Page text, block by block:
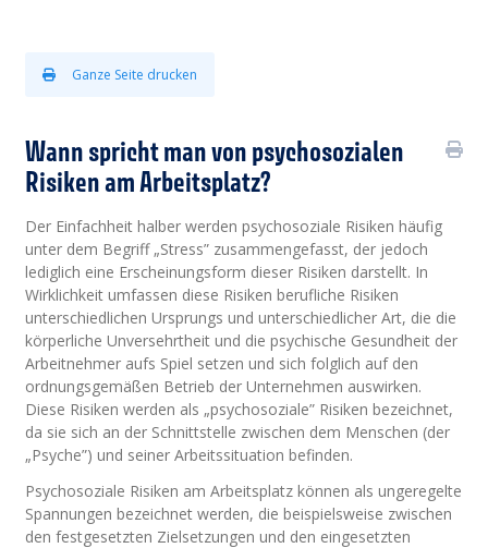
Ganze Seite drucken
Wann spricht man von psychosozialen
Risiken am Arbeitsplatz?
Der Einfachheit halber werden psychosoziale Risiken häufig
unter dem Begriff „Stress” zusammengefasst, der jedoch
lediglich eine Erscheinungsform dieser Risiken darstellt. In
Wirklichkeit umfassen diese Risiken berufliche Risiken
unterschiedlichen Ursprungs und unterschiedlicher Art, die die
körperliche Unversehrtheit und die psychische Gesundheit der
Arbeitnehmer aufs Spiel setzen und sich folglich auf den
ordnungsgemäßen Betrieb der Unternehmen auswirken.
Diese Risiken werden als „psychosoziale” Risiken bezeichnet,
da sie sich an der Schnittstelle zwischen dem Menschen (der
„Psyche”) und seiner Arbeitssituation befinden.
Psychosoziale Risiken am Arbeitsplatz können als ungeregelte
Spannungen bezeichnet werden, die beispielsweise zwischen
den festgesetzten Zielsetzungen und den eingesetzten